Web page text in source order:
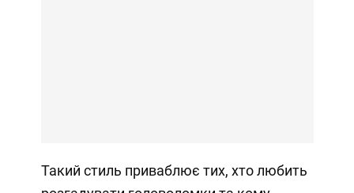
Такий стиль приваблює тих, хто любить